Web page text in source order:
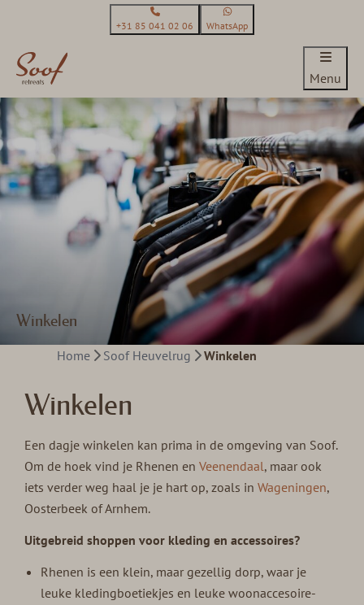
+31 85 041 02 06 WhatsApp
Menu
Winkelen
Home Soof Heuvelrug Winkelen
Winkelen
Een dagje winkelen kan prima in de omgeving van Soof.
Om de hoek vind je Rhenen enVeenendaal, maar ook
iets verder weg haal je je hart op, zoals inWageningen,
Oosterbeek of Arnhem.
Uitgebreid shoppen voor kleding en accessoires?
Rhenen is een klein, maar gezellig dorp, waar je
leuke kledingboetiekjes en leuke woonaccesoire-